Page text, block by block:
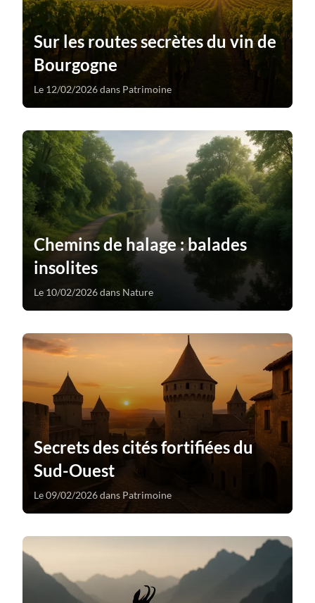
Sur les routes secrètes du vin de
Bourgogne
Le 12/02/2026 dans Patrimoine
Chemins de halage : balades
insolites
Le 10/02/2026 dans Nature
Secrets des cités fortifiées du
Sud-Ouest
Le 09/02/2026 dans Patrimoine